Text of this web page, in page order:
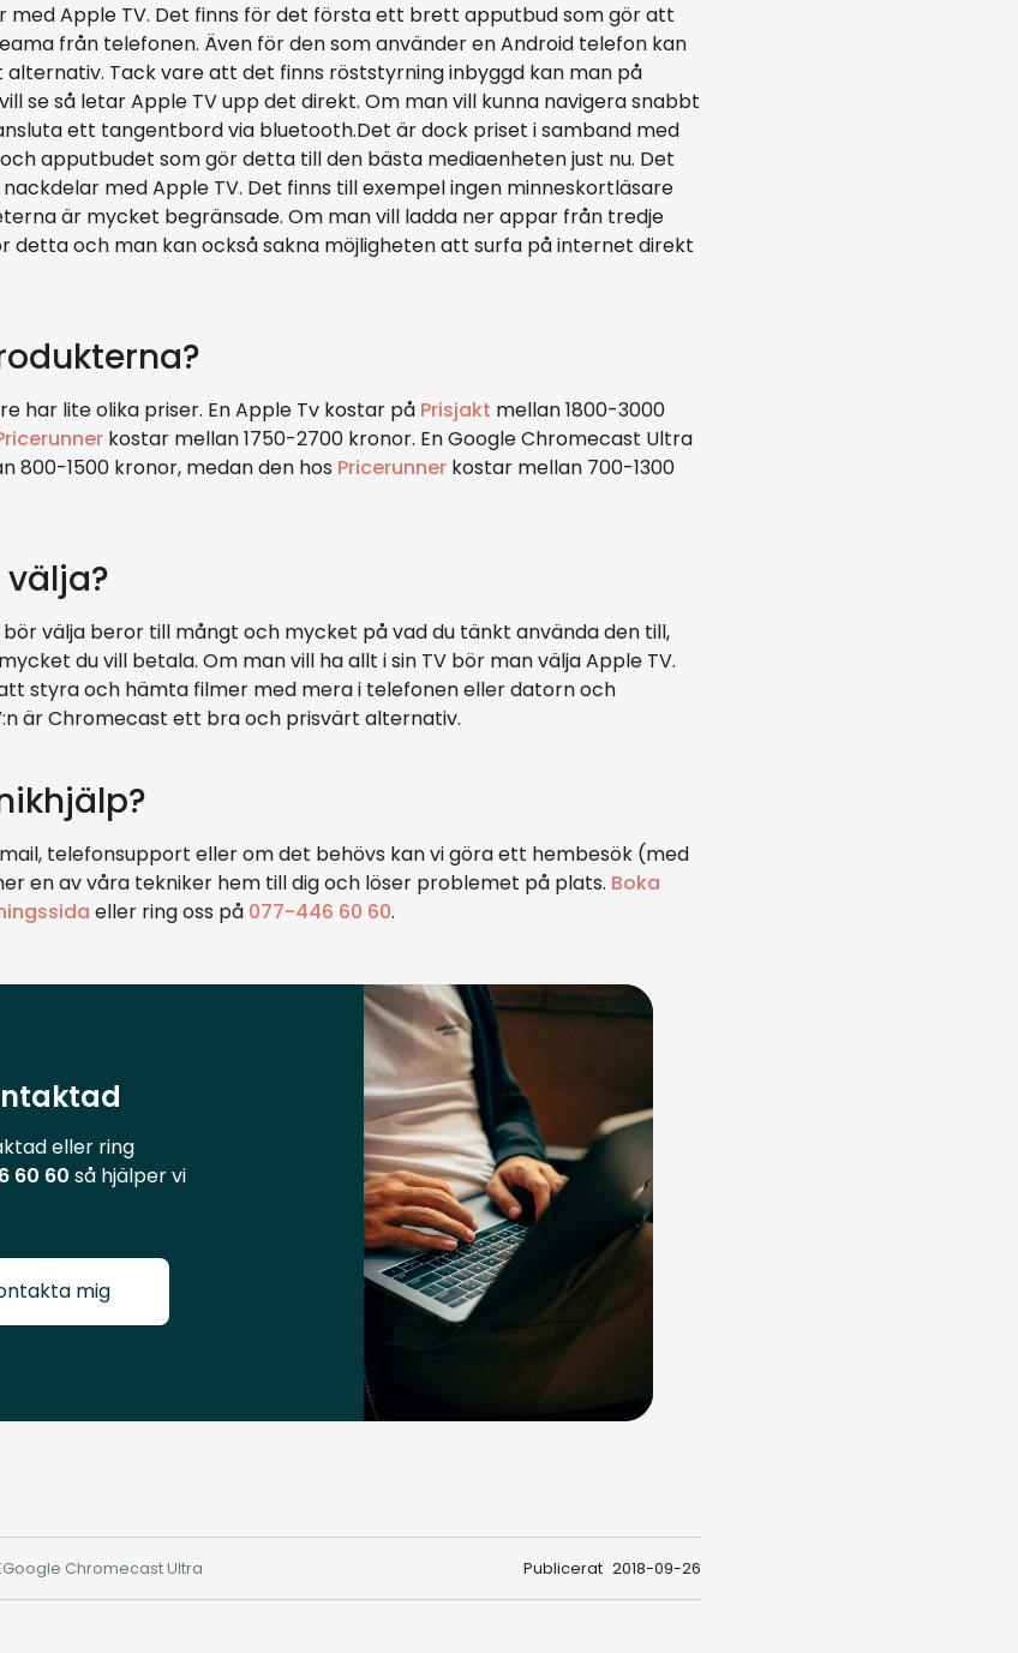
med Apple TV. Det finns för det första ett brett apputbud som gör att
från telefonen. Även för den som använder en Android telefon kan
Tack vare att det finns röststyrning inbyggd kan man på
se så letar Apple TV upp det direkt. Om man vill kunna navigera snabbt
ett tangentbord via bluetooth.Det är dock priset i samband med
apputbudet som gör detta till den bästa mediaenheten just nu. Det
med Apple TV. Det finns till exempel ingen minneskortläsare
är mycket begränsade. Om man vill ladda ner appar från tredje
detta och man kan också sakna möjligheten att surfa på internet direkt
har lite olika priser. En Apple Tv kostar på Prisjakt mellan 1800-3000
kostar mellan 1750-2700 kronor. En Google Chromecast Ultra
800-1500 kronor, medan den hos Pricerunner kostar mellan 700-1300
välja?
välja beror till mångt och mycket på vad du tänkt använda den till,
du vill betala. Om man vill ha allt i sin TV bör man välja Apple TV.
styra och hämta filmer med mera i telefonen eller datorn och
är Chromecast ett bra och prisvärt alternativ.
telefonsupport eller om det behövs kan vi göra ett hembesök (med
en av våra tekniker hem till dig och löser problemet på plats. Boka
eller ring oss på 077-446 60 60.
eller ring
60 60 så hjälper vi
mig
Google Chromecast Ultra Publicerat 2018-09-26